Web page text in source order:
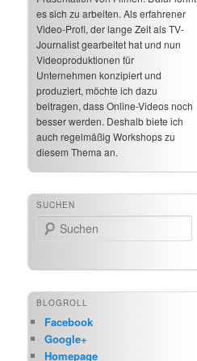
es sich zu arbeiten. Als erfahrener
Video-Profi, der lange Zeit als TV-
Journalist gearbeitet hat und nun
Videoproduktionen für
Unternehmen konzipiert und
produziert, möchte ich dazu
beitragen, dass Online-Videos noch
besser werden. Deshalb biete ich
auch regelmäßig Workshops zu
diesem Thema an.
SUCHEN
Suchen
BLOGROLL
Facebook
Google+
Homepage